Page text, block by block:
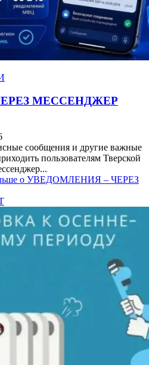
МЕССЕНДЖЕР
сообщения и другие важные
пользователям Тверской
о УВЕДОМЛЕНИЯ – ЧЕРЕЗ